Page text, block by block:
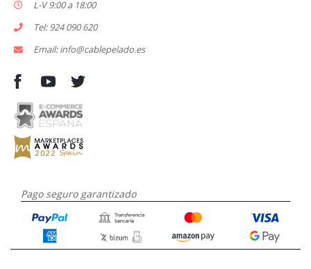
L-V 9:00 a 18:00
Tel: 924 090 620
Email: info@cablepelado.es
Pago seguro garantizado